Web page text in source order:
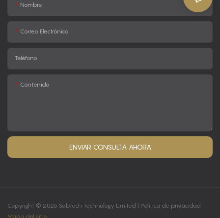
Nombre
Correo Electrónico
Teléfono
Contenido
ENVIAR CONSULTA AHORA
Copyright © 2026 Sabtech Technology Limited | Política de privacidad
Mapa del sitio